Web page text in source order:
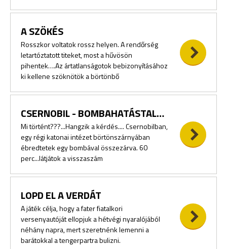
A SZÖKÉS
Rosszkor voltatok rossz helyen. A rendőrség
letartóztatott titeket, most a hűvösön
pihentek….Az ártatlanságotok bebizonyításához
ki kellene szöknötök a börtönbő
CSERNOBIL - BOMBAHATÁSTALANÍTÁS
Mi történt???...Hangzik a kérdés.... Csernobilban,
egy régi katonai intézet börtönszárnyában
ébredtetek egy bombával összezárva. 60
perc...látjátok a visszaszám
LOPD EL A VERDÁT
A játék célja, hogy a fater fiatalkori
versenyautóját ellopjuk a hétvégi nyaralójából
néhány napra, mert szeretnénk lemenni a
barátokkal a tengerpartra bulizni.